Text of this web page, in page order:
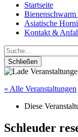
Startseite
Bienenschwarm
Asiatische
Kontakt &
Suche
Schließen
« Alle Veranstaltungen
Diese
Schleuder